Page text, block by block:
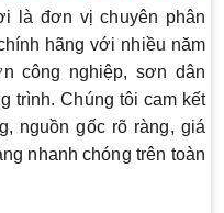
là đơn vị chuyên phân
hãng với nhiều năm
công nghiệp, sơn dân
trình. Chúng tôi cam kết
nguồn gốc rõ ràng, giá
nhanh chóng trên toàn